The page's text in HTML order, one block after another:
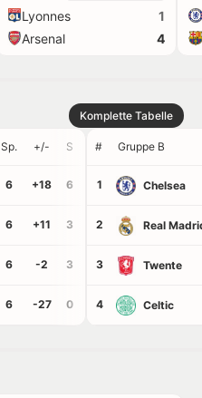
Lyonnes
1
Arsenal
4
Komplette Tabelle
Sp. +/- S U N Tore
6 +18 6 0 19 1
6 +11 3 16 5
6 -2 3 3 12 14
6 -27 0 6 1 28
# Gruppe B
1 Chelsea
2 Real
3 Twente
4 Celtic